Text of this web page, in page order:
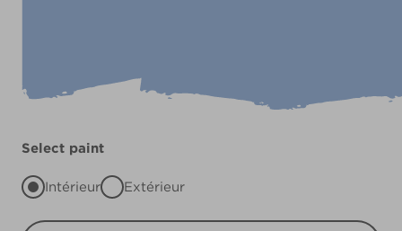
Select paint
Intérieur Extérieur